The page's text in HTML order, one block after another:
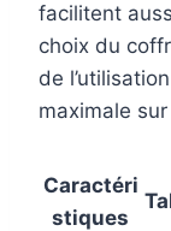
facilitent
choix du
de
maximale
Caractéri
stiques